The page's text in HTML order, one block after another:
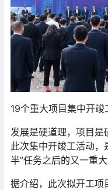
19个重大项目集中开
发展是硬道理，项目是
此次集中开竣工活动，
半”任务之后的又一重大
据介绍，此次拟开工项